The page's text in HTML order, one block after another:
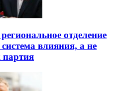
отделение
влияния, а не
партия